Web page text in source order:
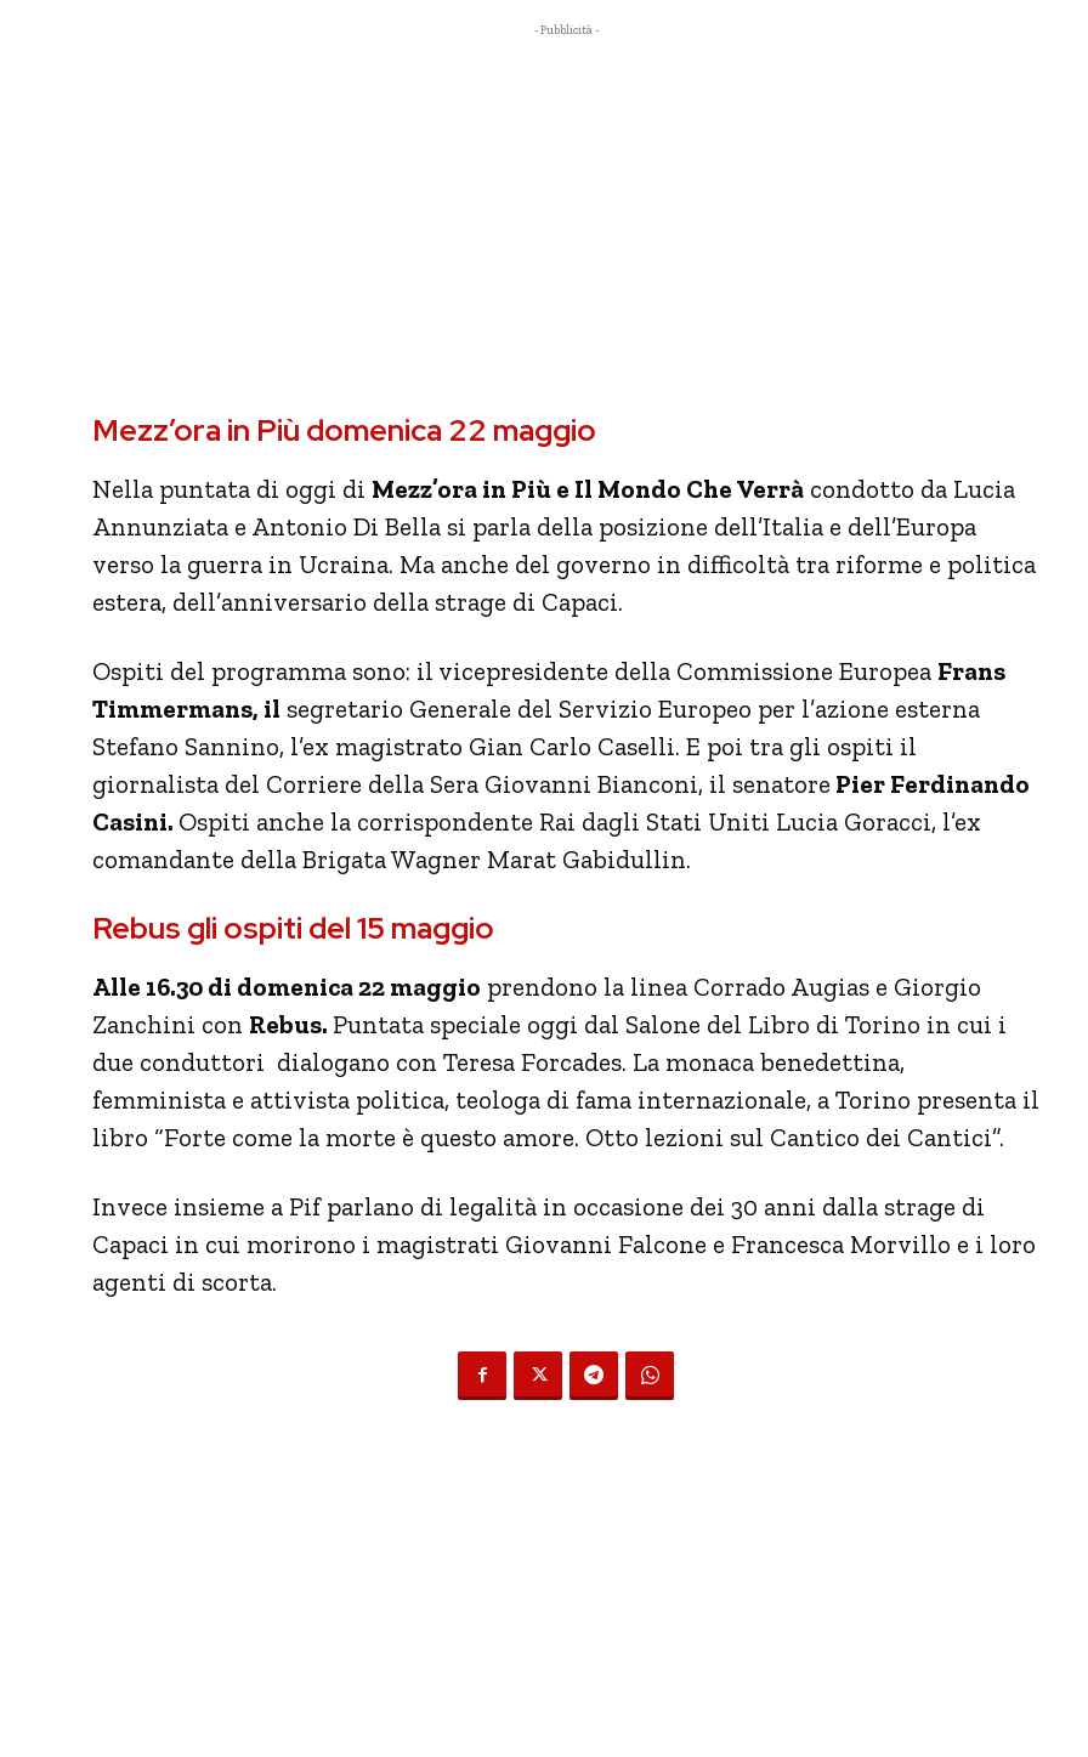
- Pubblicità -
Mezz’ora in Più domenica 22 maggio
Nella puntata di oggi di Mezz’ora in Più e Il Mondo Che Verrà condotto da Lucia
Annunziata e Antonio Di Bella si parla della posizione dell’Italia e dell’Europa
verso la guerra in Ucraina. Ma anche del governo in difficoltà tra riforme e politica
estera, dell’anniversario della strage di Capaci.
Ospiti del programma sono: il vicepresidente della Commissione Europea Frans
Timmermans, il segretario Generale del Servizio Europeo per l’azione esterna
Stefano Sannino, l’ex magistrato Gian Carlo Caselli. E poi tra gli ospiti il
giornalista del Corriere della Sera Giovanni Bianconi, il senatore Pier Ferdinando
Casini. Ospiti anche la corrispondente Rai dagli Stati Uniti Lucia Goracci, l’ex
comandante della Brigata Wagner Marat Gabidullin.
Rebus gli ospiti del 15 maggio
Alle 16.30 di domenica 22 maggio prendono la linea Corrado Augias e Giorgio
Zanchini con Rebus. Puntata speciale oggi dal Salone del Libro di Torino in cui i
due conduttori dialogano con Teresa Forcades. La monaca benedettina,
femminista e attivista politica, teologa di fama internazionale, a Torino presenta il
libro “Forte come la morte è questo amore. Otto lezioni sul Cantico dei Cantici”.
Invece insieme a Pif parlano di legalità in occasione dei 30 anni dalla strage di
Capaci in cui morirono i magistrati Giovanni Falcone e Francesca Morvillo e i loro
agenti di scorta.